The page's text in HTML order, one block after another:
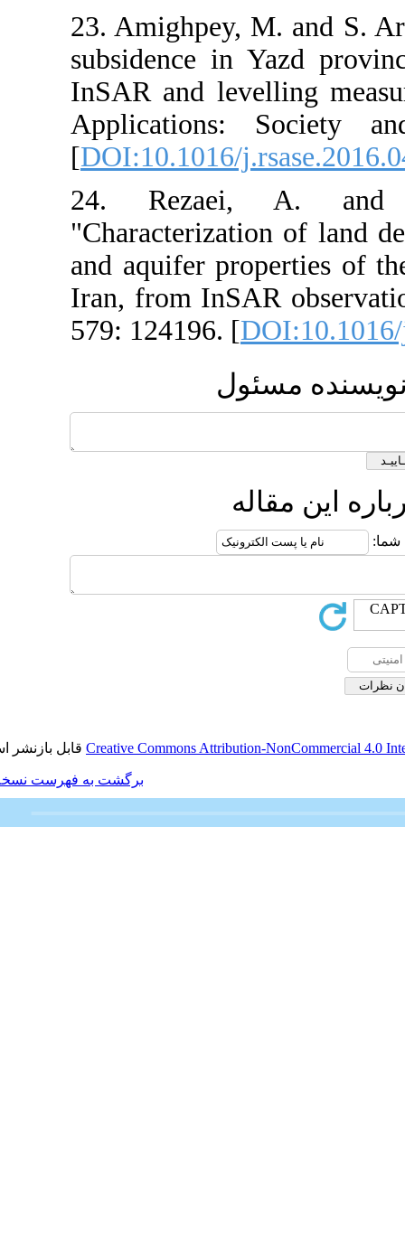
23. Amighpey,
subsidence in
InSAR and
[DOI:10.1016/
24.
and aquifer
Iran, from
579: 124196. [
Creative Commonsقابل بازنشر است.
برگشت به فهرست نسخه ها